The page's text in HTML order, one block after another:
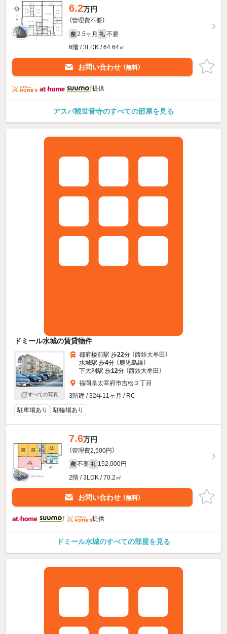
6.2万円
（管理費不要）
敷 2.5ヶ月 礼 不要
6階 / 3LDK / 64.64㎡
お問い合わせ （無料）
提供
アスパ観世音寺のすべての部屋を見る
ドミール水城の賃貸物件
すべての写真
都府楼前駅 歩22分 （西鉄大牟田）
水城駅 歩4分 （鹿児島線）
下大利駅 歩12分 （西鉄大牟田）
福岡県太宰府市吉松２丁目
3階建 / 32年11ヶ月 / RC
駐車場あり
駐輪場あり
7.6万円
（管理費2,500円）
敷 不要 礼 152,000円
2階 / 3LDK / 70.2㎡
お問い合わせ （無料）
提供
ドミール水城のすべての部屋を見る